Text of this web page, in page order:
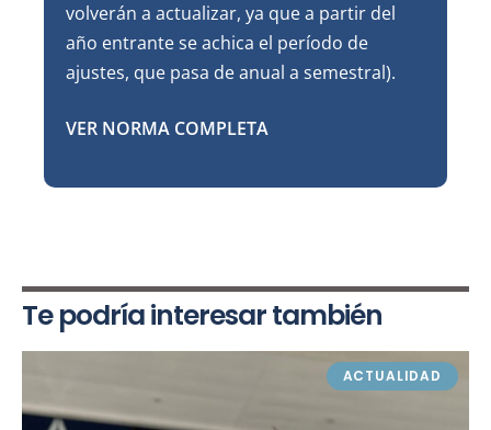
volverán a actualizar, ya que a partir del
año entrante se achica el período de
ajustes, que pasa de anual a semestral).
VER NORMA COMPLETA
Te podría interesar también
ACTUALIDAD